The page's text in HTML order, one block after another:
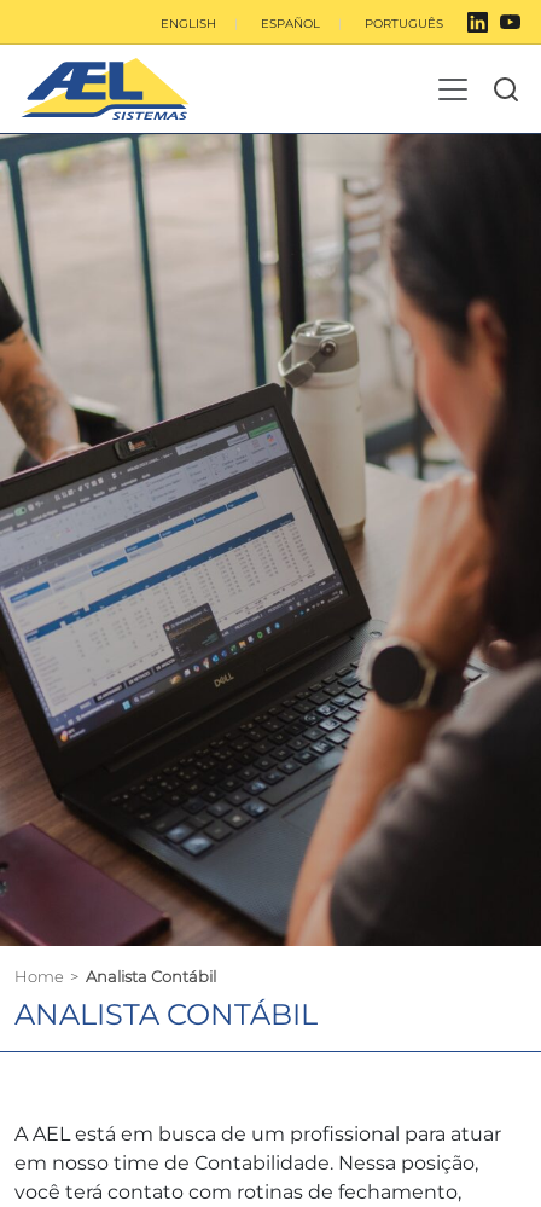
ENGLISH ESPAÑOL PORTUGUÊS
Home > Analista Contábil
ANALISTA CONTÁBIL
A AEL está em busca de um profissional para atuar
em nosso time de Contabilidade. Nessa posição,
você terá contato com rotinas de fechamento,